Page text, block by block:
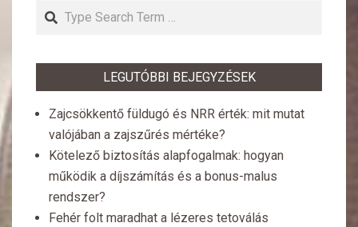
Search
LEGUTÓBBI BEJEGYZÉSEK
Zajcsökkentő füldugó és NRR érték: mit mutat
valójában a zajszűrés mértéke?
Kötelező biztosítás alapfogalmak: hogyan
működik a díjszámítás és a bonus-malus
rendszer?
Fehér folt maradhat a lézeres tetoválás